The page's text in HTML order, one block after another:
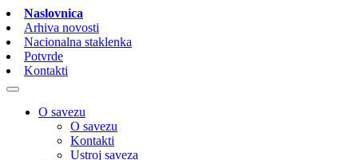
Naslovnica
Arhiva novosti
Nacionalna staklenka
Potvrde
Kontakti
O savezu
O savezu
Kontakti
Ustroj saveza